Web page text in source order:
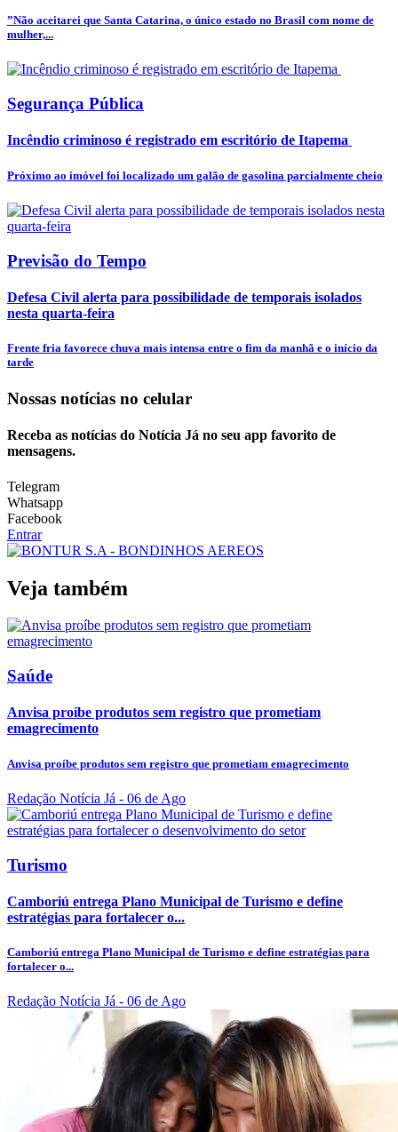
”Não aceitarei que Santa Catarina, o único estado no Brasil com nome de
mulher,...
Segurança Pública
Incêndio criminoso é registrado em escritório de Itapema
Próximo ao imóvel foi localizado um galão de gasolina parcialmente cheio
Previsão do Tempo
Defesa Civil alerta para possibilidade de temporais isolados
nesta quarta-feira
Frente fria favorece chuva mais intensa entre o fim da manhã e o início da
tarde
Nossas notícias no celular
Receba as notícias do Notícia Já no seu app favorito de
mensagens.
Telegram
Whatsapp
Facebook
Entrar
Veja também
Saúde
Anvisa proíbe produtos sem registro que prometiam
emagrecimento
Anvisa proíbe produtos sem registro que prometiam emagrecimento
Redação Notícia Já - 06 de Ago
Turismo
Camboriú entrega Plano Municipal de Turismo e define
estratégias para fortalecer o...
Camboriú entrega Plano Municipal de Turismo e define estratégias para
fortalecer o...
Redação Notícia Já - 06 de Ago